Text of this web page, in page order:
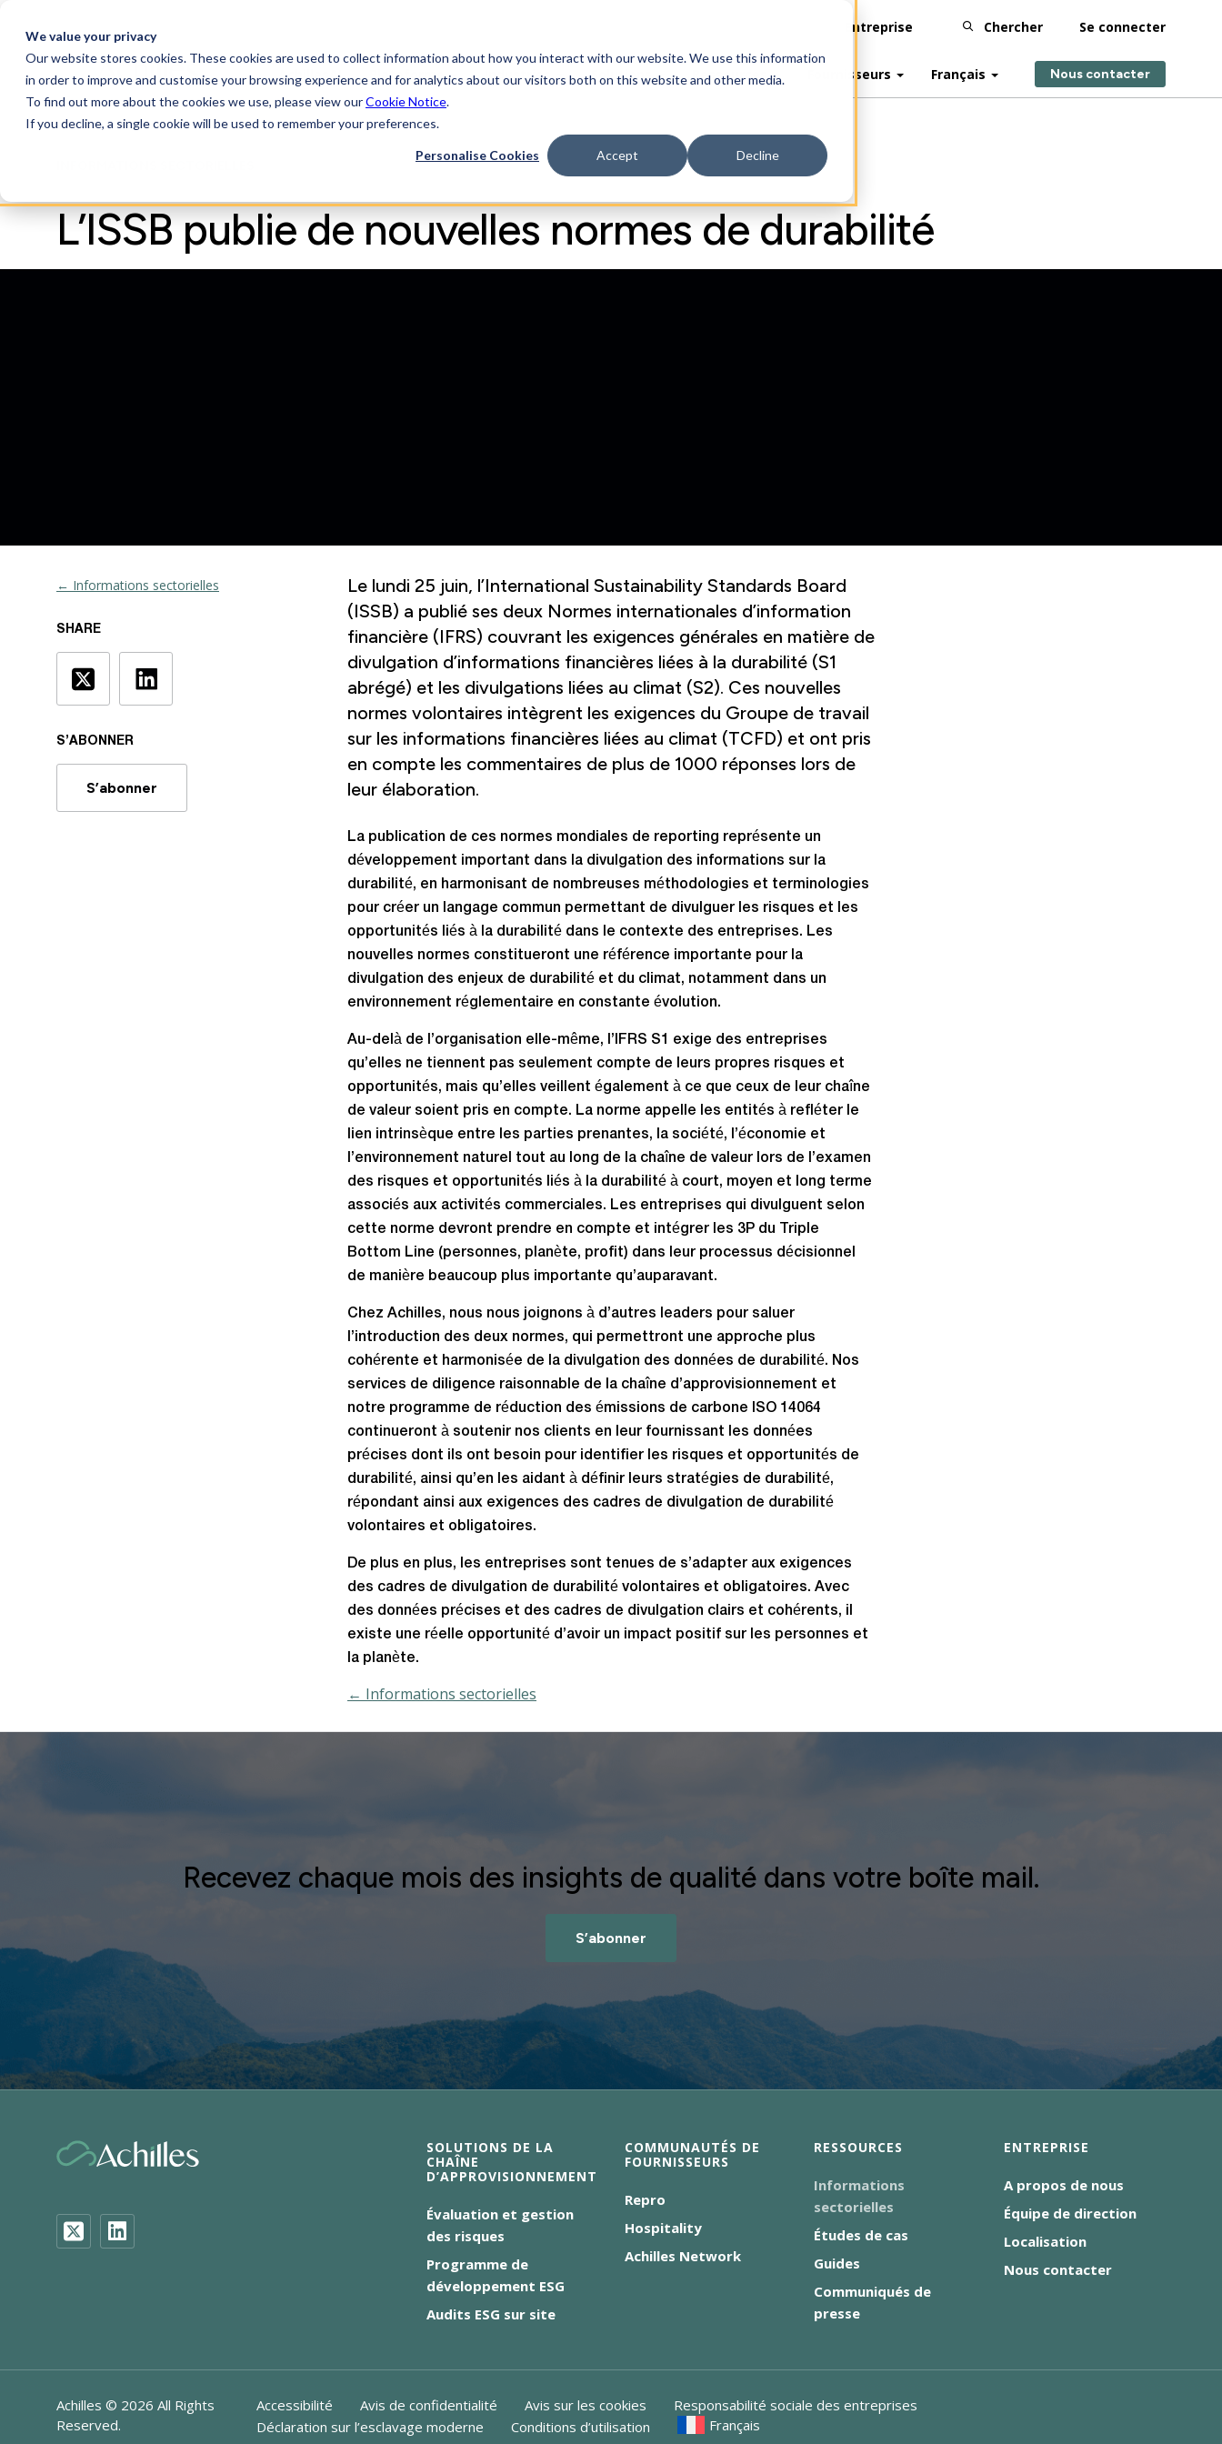
We value your privacy
Our website stores cookies. These cookies are used to collect information about how you interact with our website. We use this information
in order to improve and customise your browsing experience and for analytics about our visitors both on this website and other media.
To find out more about the cookies we use, please view ourCookie Notice.
If you decline, a single cookie will be used to remember your preferences.
Personalise Cookies Accept Decline
Entreprise Chercher Se connecter
AchillesAI Plateforme Industries Solutions Ressources Fournisseurs Français Nous contacter
L’ISSB publie de nouvelles normes de durabilité
← Informations sectorielles
SHARE
S’ABONNER
S’abonner
Le lundi 25 juin, l’International Sustainability Standards Board
(ISSB) a publié ses deux Normes internationales d’information
financière (IFRS) couvrant les exigences générales en matière de
divulgation d’informations financières liées à la durabilité (S1
abrégé) et les divulgations liées au climat (S2). Ces nouvelles
normes volontaires intègrent les exigences du Groupe de travail
sur les informations financières liées au climat (TCFD) et ont pris
en compte les commentaires de plus de 1000 réponses lors de
leur élaboration.
La publication de ces normes mondiales de reporting représente un
développement important dans la divulgation des informations sur la
durabilité, en harmonisant de nombreuses méthodologies et terminologies
pour créer un langage commun permettant de divulguer les risques et les
opportunités liés à la durabilité dans le contexte des entreprises. Les
nouvelles normes constitueront une référence importante pour la
divulgation des enjeux de durabilité et du climat, notamment dans un
environnement réglementaire en constante évolution.
Au-delà de l’organisation elle-même, l’IFRS S1 exige des entreprises
qu’elles ne tiennent pas seulement compte de leurs propres risques et
opportunités, mais qu’elles veillent également à ce que ceux de leur chaîne
de valeur soient pris en compte. La norme appelle les entités à refléter le
lien intrinsèque entre les parties prenantes, la société, l’économie et
l’environnement naturel tout au long de la chaîne de valeur lors de l’examen
des risques et opportunités liés à la durabilité à court, moyen et long terme
associés aux activités commerciales. Les entreprises qui divulguent selon
cette norme devront prendre en compte et intégrer les 3P du Triple
Bottom Line (personnes, planète, profit) dans leur processus décisionnel
de manière beaucoup plus importante qu’auparavant.
Chez Achilles, nous nous joignons à d’autres leaders pour saluer
l’introduction des deux normes, qui permettront une approche plus
cohérente et harmonisée de la divulgation des données de durabilité. Nos
services de diligence raisonnable de la chaîne d’approvisionnement et
notre programme de réduction des émissions de carbone ISO 14064
continueront à soutenir nos clients en leur fournissant les données
précises dont ils ont besoin pour identifier les risques et opportunités de
durabilité, ainsi qu’en les aidant à définir leurs stratégies de durabilité,
répondant ainsi aux exigences des cadres de divulgation de durabilité
volontaires et obligatoires.
De plus en plus, les entreprises sont tenues de s’adapter aux exigences
des cadres de divulgation de durabilité volontaires et obligatoires. Avec
des données précises et des cadres de divulgation clairs et cohérents, il
existe une réelle opportunité d’avoir un impact positif sur les personnes et
la planète.
← Informations sectorielles
Recevez chaque mois des insights de qualité dans votre boîte mail.
S’abonner
SOLUTIONS DE LA
CHAÎNE
D’APPROVISIONNEMENT
Évaluation et gestion
des risques
Programme de
développement ESG
Audits ESG sur site
COMMUNAUTÉS DE
FOURNISSEURS
Repro
Hospitality
Achilles Network
RESSOURCES
Informations
sectorielles
Études de cas
Guides
Communiqués de
presse
ENTREPRISE
A propos de nous
Équipe de direction
Localisation
Nous contacter
Achilles © 2026 All Rights
Reserved.
Accessibilité Avis de confidentialité Avis sur les cookies
Responsabilité sociale des entreprises
Déclaration sur l’esclavage moderne
Conditions d’utilisation Français